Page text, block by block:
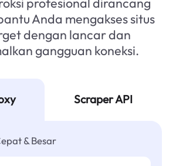
Anda mengakses situs
dengan lancar dan
gangguan koneksi.
Scraper API
& Besar